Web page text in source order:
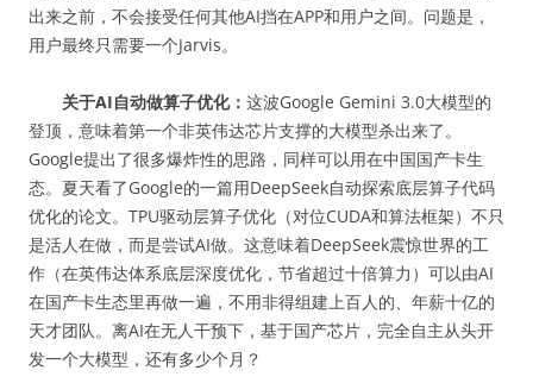
出来之前，不会接受任何其他AI挡在APP和用户之间。问题是，
用户最终只需要一个Jarvis。
关于AI自动做算子优化： 这波Google Gemini 3.0大模型的
登顶，意味着第一个非英伟达芯片支撑的大模型杀出来了。
Google提出了很多爆炸性的思路，同样可以用在中国国产卡生
态。夏天看了Google的一篇用DeepSeek自动探索底层算子代码
优化的论文。TPU驱动层算子优化（对位CUDA和算法框架）不只
是活人在做，而是尝试AI做。这意味着DeepSeek震惊世界的工
作（在英伟达体系底层深度优化，节省超过十倍算力）可以由AI
在国产卡生态里再做一遍，不用非得组建上百人的、年薪十亿的
天才团队。离AI在无人干预下，基于国产芯片，完全自主从头开
发一个大模型，还有多少个月？